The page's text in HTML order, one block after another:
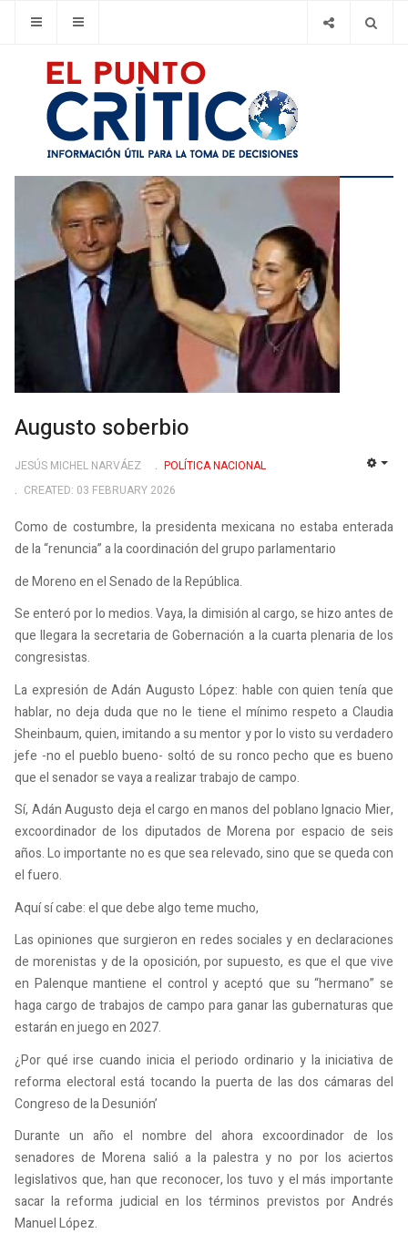
Augusto soberbio
JESÚS MICHEL NARVÁEZ
POLÍ­TICA NACIONAL
CREATED: 03 FEBRUARY 2026
Como de costumbre, la presidenta mexicana no estaba enterada
de la “renuncia” a la coordinación del grupo parlamentario
de Moreno en el Senado de la República.
Se enteró por lo medios. Vaya, la dimisión al cargo, se hizo antes de
que llegara la secretaria de Gobernación a la cuarta plenaria de los
congresistas.
La expresión de Adán Augusto López: hable con quien tenía que
hablar, no deja duda que no le tiene el mínimo respeto a Claudia
Sheinbaum, quien, imitando a su mentor y por lo visto su verdadero
jefe -no el pueblo bueno- soltó de su ronco pecho que es bueno
que el senador se vaya a realizar trabajo de campo.
Sí, Adán Augusto deja el cargo en manos del poblano Ignacio Mier,
excoordinador de los diputados de Morena por espacio de seis
años. Lo importante no es que sea relevado, sino que se queda con
el fuero.
Aquí sí cabe: el que debe algo teme mucho,
Las opiniones que surgieron en redes sociales y en declaraciones
de morenistas y de la oposición, por supuesto, es que el que vive
en Palenque mantiene el control y aceptó que su “hermano” se
haga cargo de trabajos de campo para ganar las gubernaturas que
estarán en juego en 2027.
¿Por qué irse cuando inicia el periodo ordinario y la iniciativa de
reforma electoral está tocando la puerta de las dos cámaras del
Congreso de la Desunión’
Durante un año el nombre del ahora excoordinador de los
senadores de Morena salió a la palestra y no por los aciertos
legislativos que, han que reconocer, los tuvo y el más importante
sacar la reforma judicial en los términos previstos por Andrés
Manuel López.